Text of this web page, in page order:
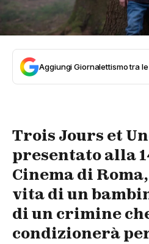
Aggiungi Giornalettismo tra
Trois Jours et
presentato alla
Cinema di
vita di un
di un crimine
condizionerà